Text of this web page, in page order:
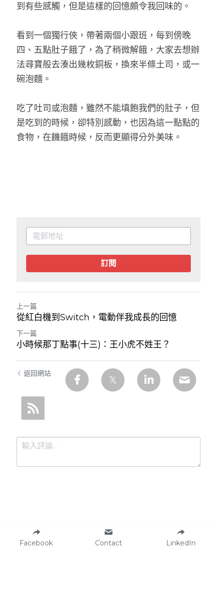
到有些感觸，但是這樣的回憶頗令我回味的。
看到一個獨行俠，帶著兩個小跟班，每到傍晚
四、五點肚子餓了，為了稍微解餓，大家去想辦
法尋寶般去湊出幾枚銅板，換來半條土司，或一
碗泡麵。
吃了吐司或泡麵，雖然不能填飽我們的肚子，但
是吃到的時候，卻特別感動，也因為這一點點的
食物，在饑餓時候，反而更顯得分外美味。
訂閱
上一篇
從紅白機到Switch，電動伴我成長的回憶
下一篇
小時候那丁點事(十三)：王小虎不姓王？
返回網站
提交
Facebook Contact LinkedIn